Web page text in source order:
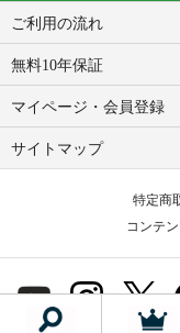
ご利用の流れ
無料10年保証
マイページ・会員登録
サイトマップ
特定商
コンテ